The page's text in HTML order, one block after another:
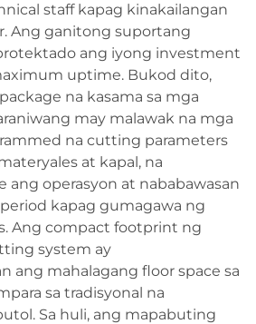
staff kapag kinakailangan
Ang ganitong suportang
ang iyong investment
uptime. Bukod dito,
na kasama sa mga
may malawak na mga
na cutting parameters
at kapal, na
ang operasyon at nababawasan
kapag gumagawa ng
Ang compact footprint ng
system ay
ang mahalagang floor space sa
sa tradisyonal na
Sa huli, ang mapabuting